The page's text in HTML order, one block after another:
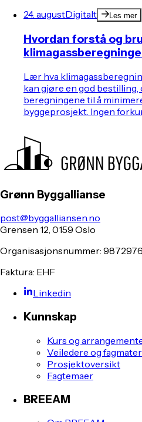
24. augustDigitalt Les mer
Hvordan forstå og
Lær hva
kan gjøre en god
beregningene til å
byggeprosjekt. Ingen
Grønn Byggallianse
post@byggalliansen.no
Grensen 12, 0159 Oslo
Organisasjonsnummer:
Faktura: EHF
Linkedin
Kunnskap
Kurs og
Veiledere og
Prosjektoversikt
Fagtemaer
BREEAM